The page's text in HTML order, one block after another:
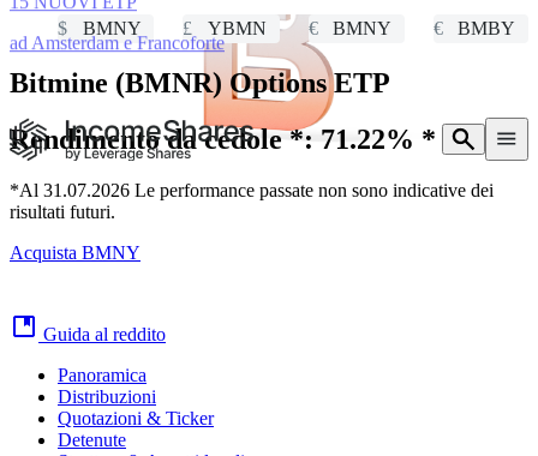
15 NUOVI ETP
$ BMNY £ YBMN € BMNY € BMBY
Bitmine (BMNR)Options ETP
Rendimento da cedole *: 71.22% *
*Al 31.07.2026 Le performance passate non sono indicative dei
risultati futuri.
Acquista BMNY
Guida al reddito
Panoramica
Distribuzioni
Quotazioni & Ticker
Detenute